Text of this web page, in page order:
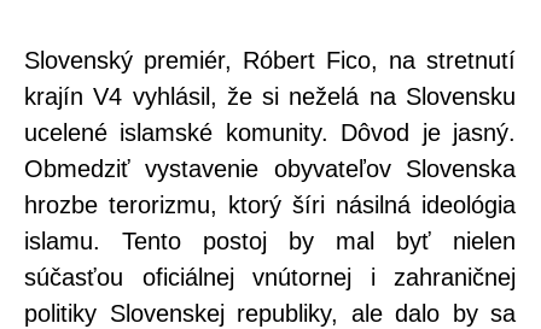
Slovenský premiér, Róbert Fico, na stretnutí
krajín V4 vyhlásil, že si neželá na Slovensku
ucelené islamské komunity. Dôvod je jasný.
Obmedziť vystavenie obyvateľov Slovenska
hrozbe terorizmu, ktorý šíri násilná ideológia
islamu. Tento postoj by mal byť nielen
súčasťou oficiálnej vnútornej i zahraničnej
politiky Slovenskej republiky, ale dalo by sa